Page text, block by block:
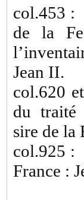
col.453 :
de la
Jean II.
col.620
du traité
sire de la
col.925 :
France :